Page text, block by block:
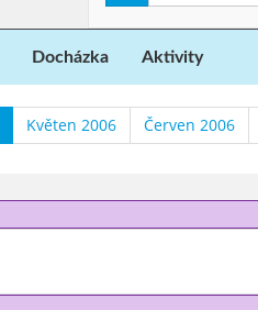
Docházka Aktivity
Květen 2006 Červen 2006